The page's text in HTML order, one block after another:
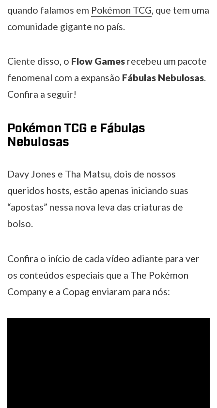
quando falamos em Pokémon TCG , que tem uma
comunidade gigante no país.
Ciente disso, o Flow Games recebeu um pacote
fenomenal com a expansão Fábulas Nebulosas.
Confira a seguir!
Pokémon TCG e Fábulas
Nebulosas
Davy Jones e Tha Matsu, dois de nossos
queridos hosts, estão apenas iniciando suas
“apostas” nessa nova leva das criaturas de
bolso.
Confira o início de cada vídeo adiante para ver
os conteúdos especiais que a The Pokémon
Company e a Copag enviaram para nós: